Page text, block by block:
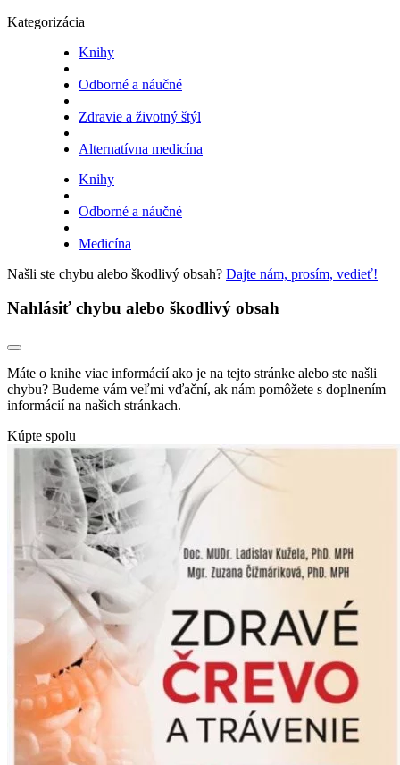
Kategorizácia
Knihy
Odborné a náučné
Zdravie a životný štýl
Alternatívna medicína
Knihy
Odborné a náučné
Medicína
Našli ste chybu alebo škodlivý obsah? Dajte nám, prosím, vedieť!
Nahlásiť chybu alebo škodlivý obsah
Máte o knihe viac informácií ako je na tejto stránke alebo ste našli
chybu? Budeme vám veľmi vďační, ak nám pomôžete s doplnením
informácií na našich stránkach.
Kúpte spolu